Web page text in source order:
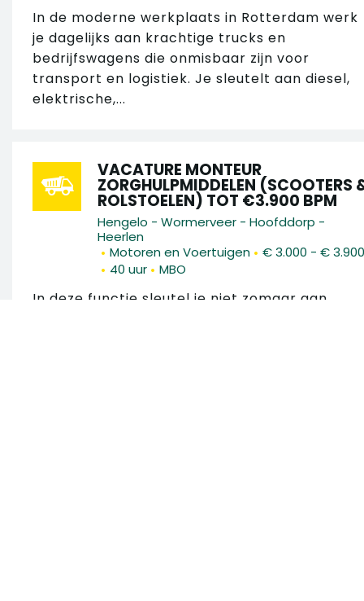
In de moderne werkplaats in Rotterdam werk
je dagelijks aan krachtige trucks en
bedrijfswagens die onmisbaar zijn voor
transport en logistiek. Je sleutelt aan diesel,
elektrische,...
VACATURE MONTEUR
ZORGHULPMIDDELEN (SCOOTERS
ROLSTOELEN) TOT €3.900 BPM
Hengelo - Wormerveer - Hoofddorp -
Heerlen
• Motoren en Voertuigen • € 3.000 - € 3.900
• 40 uur • MBO
In deze functie sleutel je niet zomaar aan